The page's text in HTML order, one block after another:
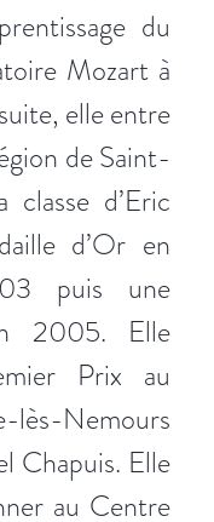
du
Mozart à
elle entre
de Saint-
d’Eric
d’Or en
puis une
2005. Elle
Prix au
lès-Nemours
Chapuis. Elle
au Centre